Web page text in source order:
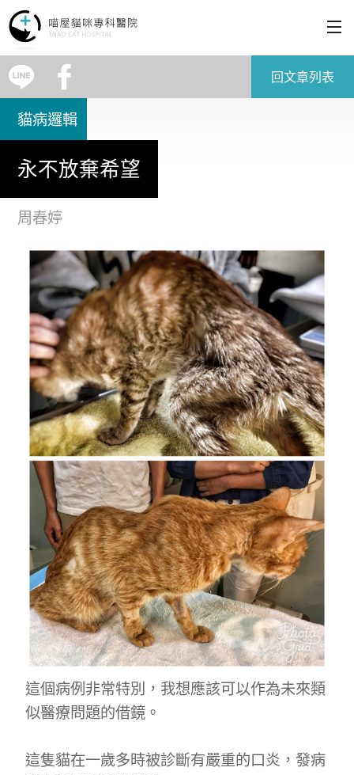
為什麼選擇喵屋
醫療服務
醫療理念
如何就診
關於喵屋
聯絡我們
第二醫療意見諮詢
English
回文章列表
貓病邏輯
永不放棄希望
周春婷
這個病例非常特別，我想應該可以作為未來類
似醫療問題的借鏡。
這隻貓在一歲多時被診斷有嚴重的口炎，發病